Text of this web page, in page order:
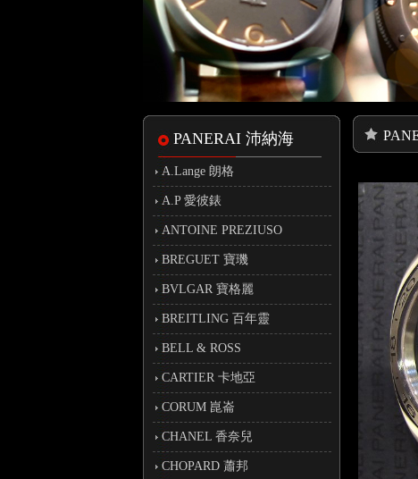
PANERAI 沛納海
A.Lange 朗格
A.P 愛彼錶
ANTOINE PREZIUSO
BREGUET 寶璣
BVLGAR 寶格麗
BREITLING 百年靈
BELL & ROSS
CARTIER 卡地亞
CORUM 崑崙
CHANEL 香奈兒
CHOPARD 蕭邦